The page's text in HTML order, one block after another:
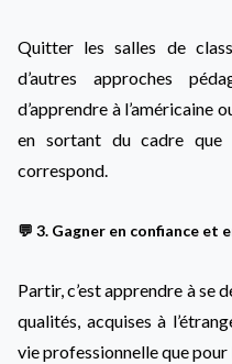
Quitter les salles de
d’autres approches
d’apprendre à l’américaine
en sortant du cadre que
correspond.
💬 3. Gagner en confiance et
Partir, c’est apprendre à se
qualités, acquises à
vie professionnelle que pour